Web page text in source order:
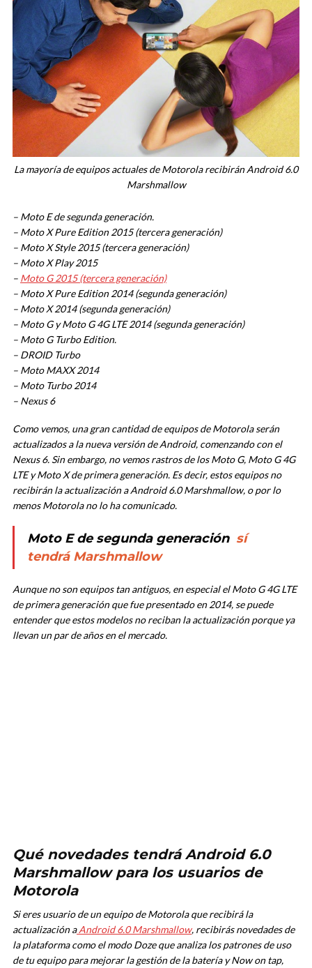
La mayoría de equipos actuales de Motorola recibirán Android 6.0
Marshmallow
– Moto E de segunda generación.
– Moto X Pure Edition 2015 (tercera generación)
– Moto X Style 2015 (tercera generación)
– Moto X Play 2015
– Moto G 2015 (tercera generación)
– Moto X Pure Edition 2014 (segunda generación)
– Moto X 2014 (segunda generación)
– Moto G y Moto G 4G LTE 2014 (segunda generación)
– Moto G Turbo Edition.
– DROID Turbo
– Moto MAXX 2014
– Moto Turbo 2014
– Nexus 6
Como vemos, una gran cantidad de equipos de Motorola serán
actualizados a la nueva versión de Android, comenzando con el
Nexus 6. Sin embargo, no vemos rastros de los Moto G, Moto G 4G
LTE y Moto X de primera generación. Es decir, estos equipos no
recibirán la actualización a Android 6.0 Marshmallow, o por lo
menos Motorola no lo ha comunicado.
Moto E de segunda generaciónsí
tendrá Marshmallow
Aunque no son equipos tan antiguos, en especial el Moto G 4G LTE
de primera generación que fue presentado en 2014, se puede
entender que estos modelos no reciban la actualización porque ya
llevan un par de años en el mercado.
Qué novedades tendrá Android 6.0
Marshmallow para los usuarios de
Motorola
Si eres usuario de un equipo de Motorola que recibirá la
actualización aAndroid 6.0 Marshmallow, recibirás novedades de
la plataforma como el modo Doze que analiza los patrones de uso
de tu equipo para mejorar la gestión de la batería y Now on tap,